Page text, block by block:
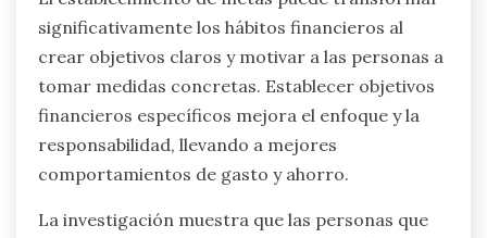
fomenta experiencias y soluciones compartidas,
promoviendo un enfoque comunitario hacia la
salud financiera. Por último, establecer objetivos
financieros claros y alcanzables puede motivar a
las personas a tomar mejores decisiones,
creando un ciclo de retroalimentación positiva
que refuerza buenos hábitos.